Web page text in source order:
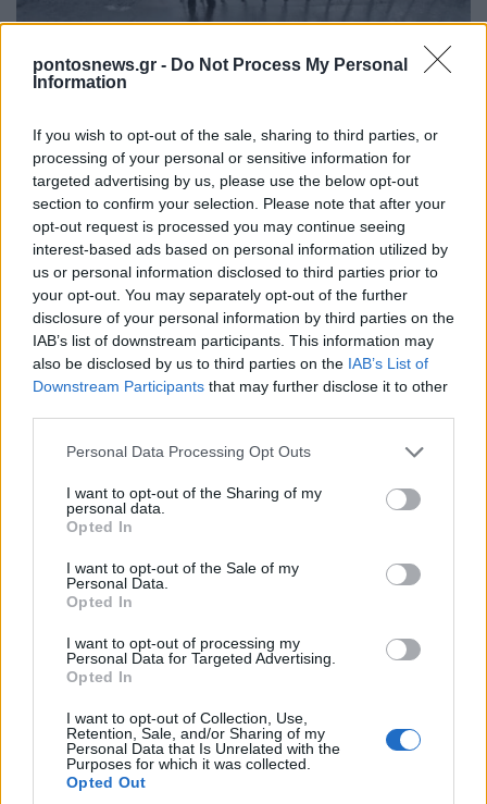
pontosnews.gr - Do Not Process My Personal
Information
If you wish to opt-out of the sale, sharing to third parties, or
processing of your personal or sensitive information for
targeted advertising by us, please use the below opt-out
section to confirm your selection. Please note that after your
opt-out request is processed you may continue seeing
interest-based ads based on personal information utilized by
us or personal information disclosed to third parties prior to
your opt-out. You may separately opt-out of the further
disclosure of your personal information by third parties on the
IAB’s list of downstream participants. This information may
also be disclosed by us to third parties on the IAB’s List of
Downstream Participants that may further disclose it to other
Please note that this website/app uses one or more Google
not limited to your visit or usage behaviour. You may click to
grant or deny consent to Google and its third-party tags to
use your data for below specified purposes in below Google
consent section.
Personal Data Processing Opt Outs
I want to opt-out of the Sharing of my
personal data.
Opted In
I want to opt-out of the Sale of my
Personal Data.
Opted In
I want to opt-out of processing my
Personal Data for Targeted Advertising.
Opted In
I want to opt-out of Collection, Use,
Retention, Sale, and/or Sharing of my
Personal Data that Is Unrelated with the
Purposes for which it was collected.
Opted Out
ΕΛΛΑΔΑ
σήμερα – Δεν θα ξεπεράσει τους 37°C το
θερμόμετρο στις περισσότερες περιοχές
9/08/2026 - 8:10πμ
Κίνδυνος πυρκαγιάς: Κλειστός ο λόφος
Φινόπουλου από σήμερα τα μεσάνυχτα – Η
έκκληση του Δήμου Αθηναίων